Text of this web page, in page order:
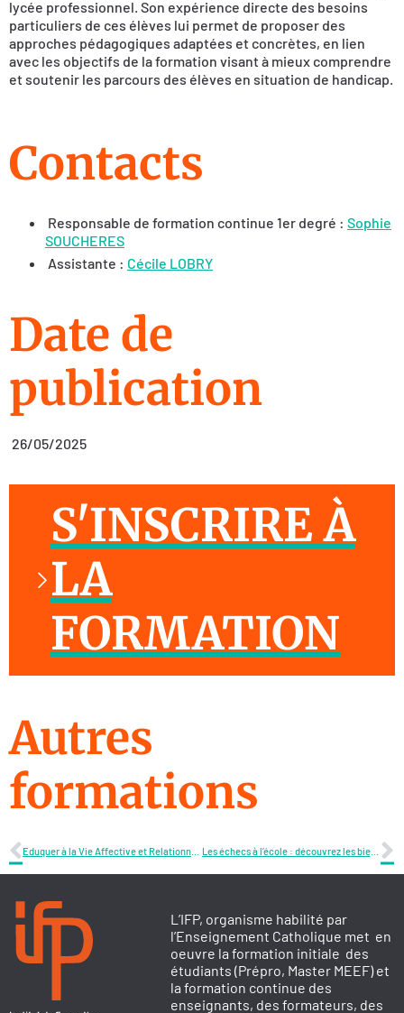
lycée professionnel. Son expérience directe des besoins
particuliers de ces élèves lui permet de proposer des
approches pédagogiques adaptées et concrètes, en lien
avec les objectifs de la formation visant à mieux comprendre
et soutenir les parcours des élèves en situation de handicap.
Contacts
Responsable de formation continue 1er degré : Sophie
SOUCHERES
Assistante : Cécile LOBRY
Date de
publication
26/05/2025
S'INSCRIRE À
LA
FORMATION
Autres
formations
Les échecs à l’école : découvrez les bienfaits de ce jeu pour vos élèves et apprenez à l’intégrer en classe !
L’IFP, organisme habilité par
l’Enseignement Catholique met en
oeuvre la formation initiale des
étudiants (Prépro, Master MEEF) et
la formation continue des
enseignants, des formateurs, des